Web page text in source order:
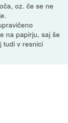
oz. če se ne
na papirju, saj še
tudi v resnici